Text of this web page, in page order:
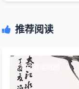
推荐阅读
本文有缩略图